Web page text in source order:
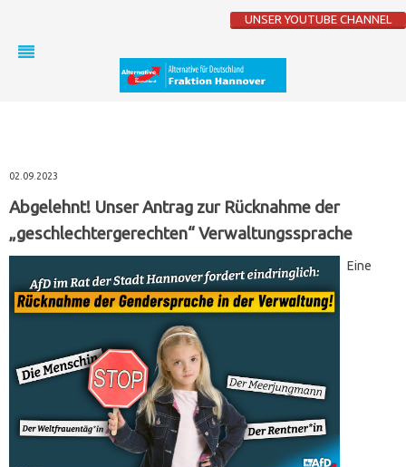
UNSER YOUTUBE CHANNEL
02.09.2023
Abgelehnt! Unser Antrag zur Rücknahme der
„geschlechtergerechten“ Verwaltungssprache
Eine